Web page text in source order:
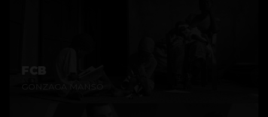
FCB
GONZAGA MANSO